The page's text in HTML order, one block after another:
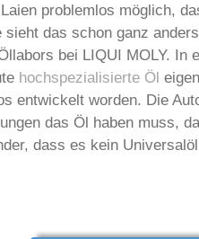
problemlos möglich,
das schon ganz
bei LIQUI MOLY.
hochspezialisierte Öl
entwickelt worden. Die
das Öl haben muss,
dass es kein